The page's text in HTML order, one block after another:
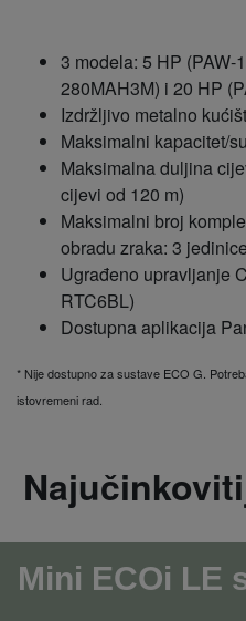
3 modela: 5 HP (PAW-
280MAH3M) i 20 HP
Izdržljivo metalno
Maksimalni kapacitet/
Maksimalna duljina
cijevi od 120 m)
Maksimalni broj
obradu zraka: 3
Ugrađeno upravljanje
RTC6BL)
Dostupna aplikacija
* Nije dostupno za sustave ECO G.
istovremeni rad.
Mini ECOi LE